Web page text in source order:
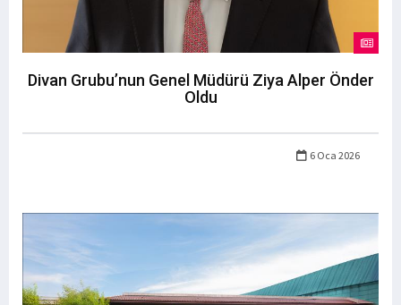
Divan Grubu’nun Genel Müdürü Ziya Alper Önder
Oldu
6 Oca 2026